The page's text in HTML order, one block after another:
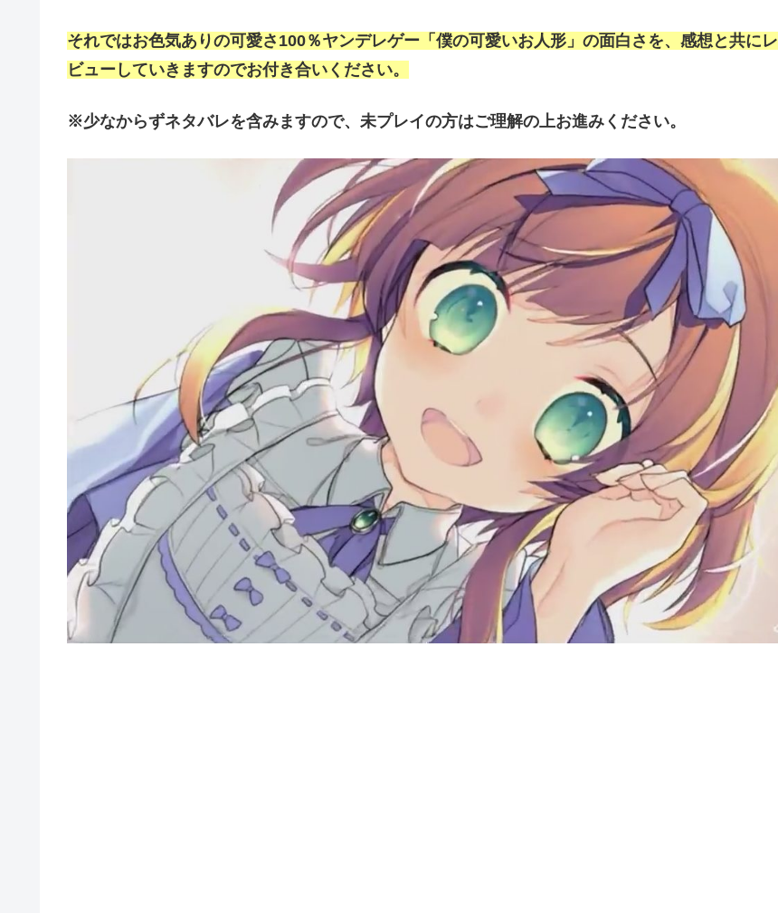
それではお色気ありの可愛さ100％ヤンデレゲー「僕の可愛いお人形」の面白さを、感想と共にレ
ビューしていきますのでお付き合いください。
※少なからずネタバレを含みますので、未プレイの方はご理解の上お進みください。